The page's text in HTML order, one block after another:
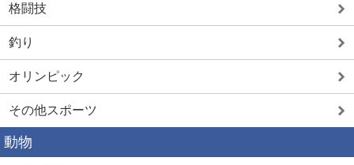
格闘技
釣り
オリンピック
その他スポーツ
動物